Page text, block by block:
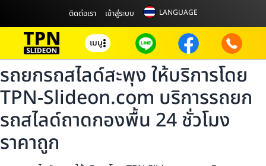
ติดต่อเรา เข้าสู่ระบบ LANGUAGE
เมนู
รถยกรถสไลด์สะพุง ให้บริการโดย
TPN-Slideon.com บริการรถยก
รถสไลด์ถาดกองพื้น 24 ชั่วโมง
ราคาถูก